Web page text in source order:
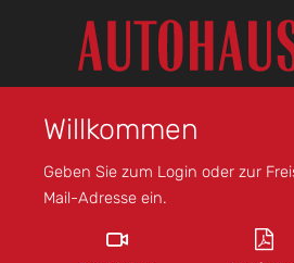
Willkommen
Geben Sie zum Login oder zur
Mail-Adresse ein.